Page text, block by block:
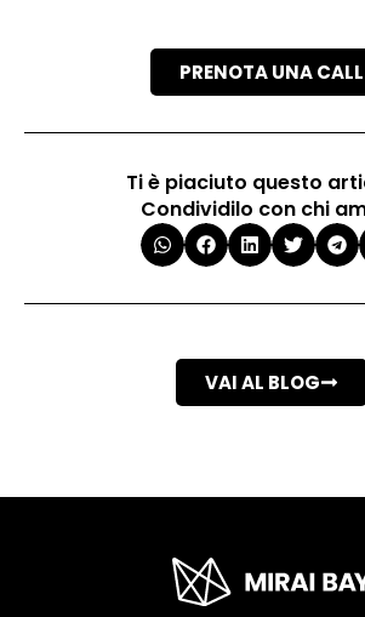
PRENOTA UNA CALL
Ti è piaciuto questo
Condividilo con chi
VAI AL BLOG